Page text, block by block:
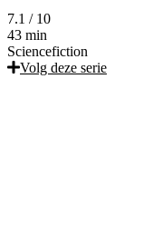
7.1 / 10
43 min
Sciencefiction
Volg deze serie